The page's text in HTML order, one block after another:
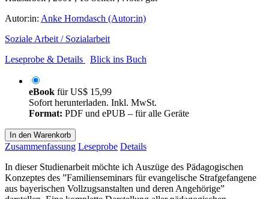
Autor:in: Anke Horndasch (Autor:in)
Soziale Arbeit / Sozialarbeit
Leseprobe & Details
Blick ins Buch
eBook fürUS$ 15,99
Sofort herunterladen. Inkl. MwSt.
Format: PDF und ePUB – für alle Geräte
In den Warenkorb
Zusammenfassung Leseprobe Details
In dieser Studienarbeit möchte ich Auszüge des Pädagogischen
Konzeptes des ”Familienseminars für evangelische Strafgefangene
aus bayerischen Vollzugsanstalten und deren Angehörige”